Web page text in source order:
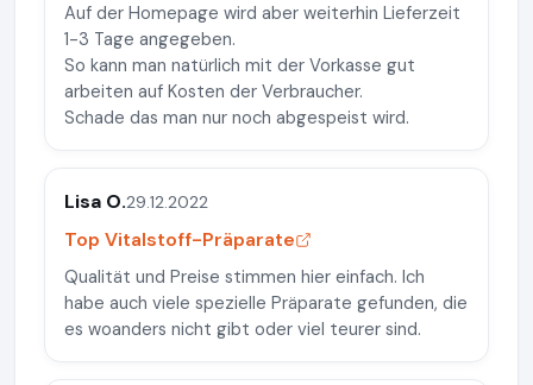
Auf der Homepage wird aber weiterhin Lieferzeit
1-3 Tage angegeben.
So kann man natürlich mit der Vorkasse gut
arbeiten auf Kosten der Verbraucher.
Schade das man nur noch abgespeist wird.
Lisa O.29.12.2022
Top Vitalstoff-Präparate
Qualität und Preise stimmen hier einfach. Ich
habe auch viele spezielle Präparate gefunden, die
es woanders nicht gibt oder viel teurer sind.